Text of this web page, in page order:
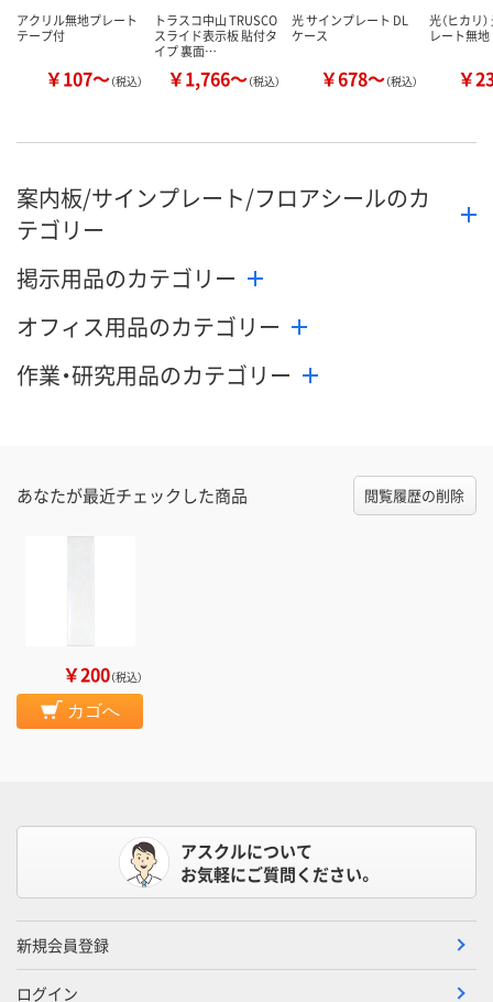
アクリル無地プレート
テープ付
￥107～（税込）
トラスコ中山 TRUSCO
スライド表示板 貼付タ
イプ 裏面…
￥1,766～（税込）
光 サインプレート DL
ケース
￥678～（税込）
光（ヒカリ
レート無地
￥
案内板/サインプレート/フロアシールのカ
テゴリー
掲示用品のカテゴリー
オフィス用品のカテゴリー
作業・研究用品のカテゴリー
あなたが最近チェックした商品 閲覧履歴の削除
￥200（税込）
カゴへ
アスクルについて
お気軽にご質問ください。
新規会員登録
ログイン